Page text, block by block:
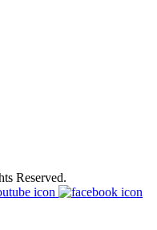
Reserved.